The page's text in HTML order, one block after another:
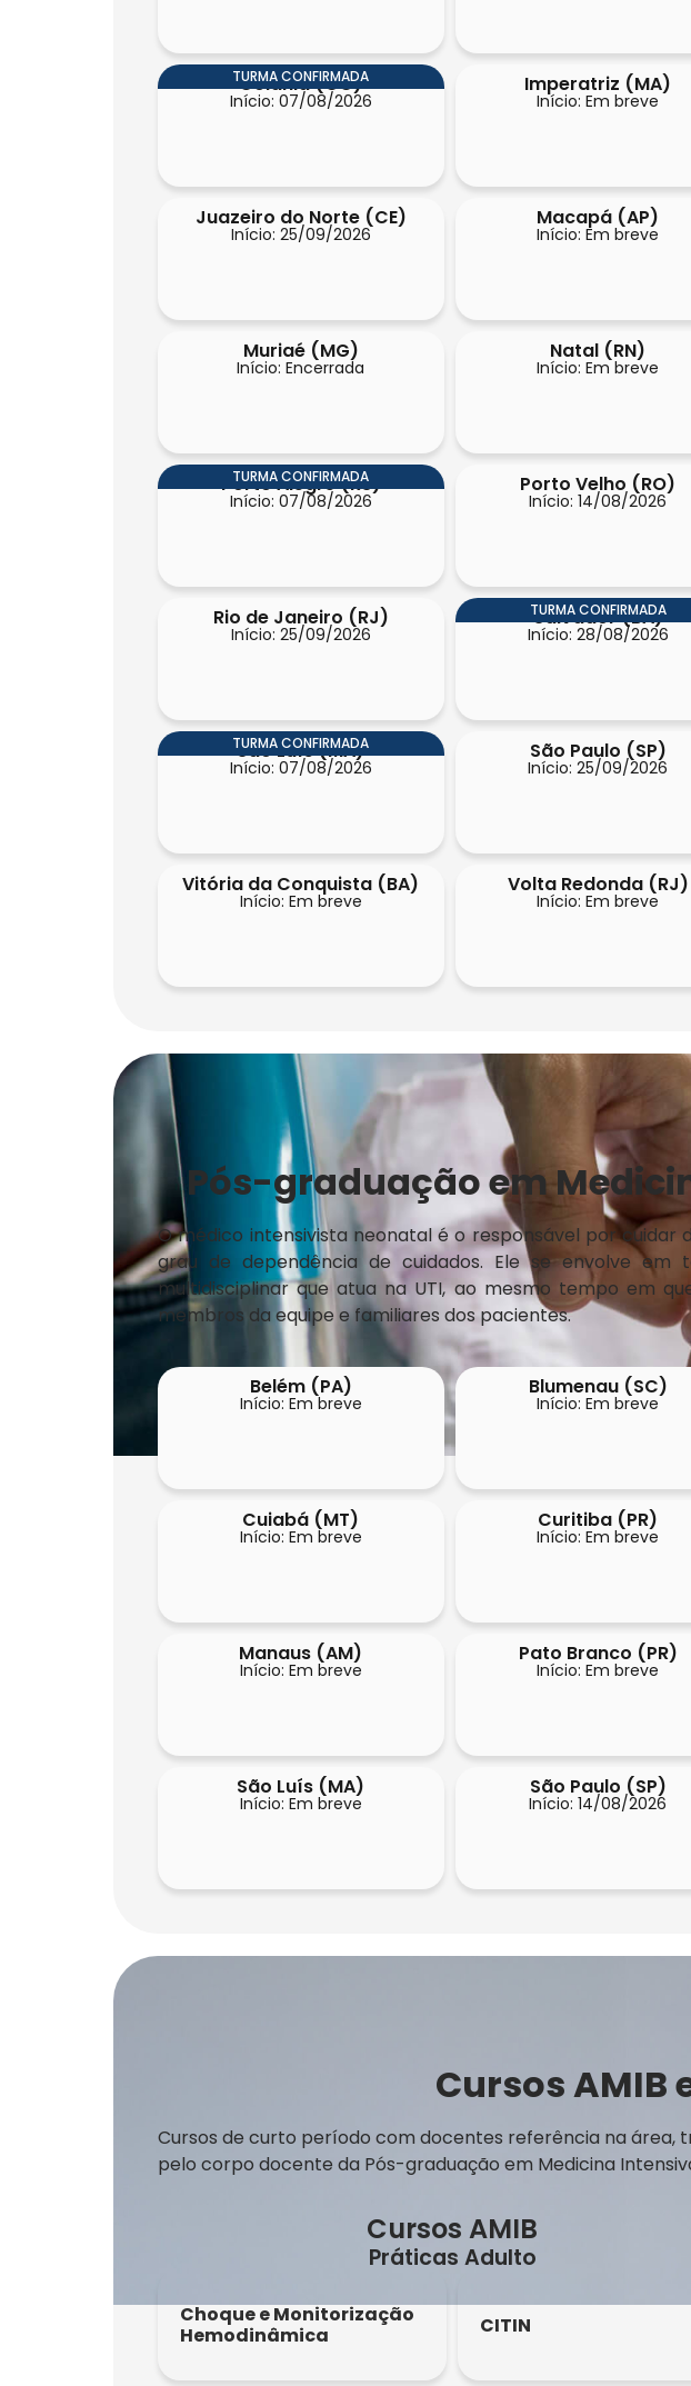
Goiânia (GO)
Início: 07/08/2026
TURMA CONFIRMADA Imperatriz (MA)
Início: Em breve
Juazeiro do Norte (CE)
Início: 25/09/2026
Macapá (AP)
Início: Em breve
Muriaé (MG)
Início: Encerrada
Natal (RN)
Início: Em breve
Porto Alegre (RS)
Início: 07/08/2026
TURMA CONFIRMADA Porto Velho (RO)
Início: 14/08/2026
Rio de Janeiro (RJ)
Início: 25/09/2026
Salvador (BA)
Início: 28/08/2026
TURMA CONFIRMADA
São Luís (MA)
Início: 07/08/2026
TURMA CONFIRMADA São Paulo (SP)
Início: 25/09/2026
Vitória da Conquista (BA)
Início: Em breve
Volta Redonda (RJ)
Início: Em breve
Pós-graduação em
O médico intensivista neonatal é o responsável por
grau de dependência de cuidados. Ele se envolve
multidisciplinar que atua na UTI, ao mesmo tempo em
membros da equipe e familiares dos pacientes.
Belém (PA)
Início: Em breve
Blumenau (SC)
Início: Em breve
Cuiabá (MT)
Início: Em breve
Curitiba (PR)
Início: Em breve
Manaus (AM)
Início: Em breve
Pato Branco (PR)
Início: Em breve
São Luís (MA)
Início: Em breve
São Paulo (SP)
Início: 14/08/2026
Cursos
Cursos de curto período com docentes referência na
pelo corpo docente da Pós-graduação em Medicina
Cursos AMIB
Práticas Adulto
Choque e Monitorização
Hemodinâmica
CITIN